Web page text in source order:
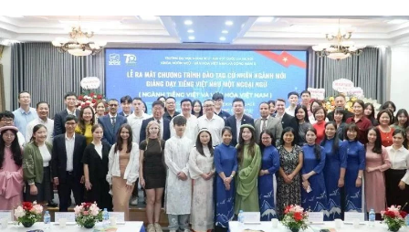
VIAJES
PUENTE DE AMISTAD
HISTORIAS MULTIMEDIA
FOTOGRAFÍA
¿QUIÉNES SOMOS?